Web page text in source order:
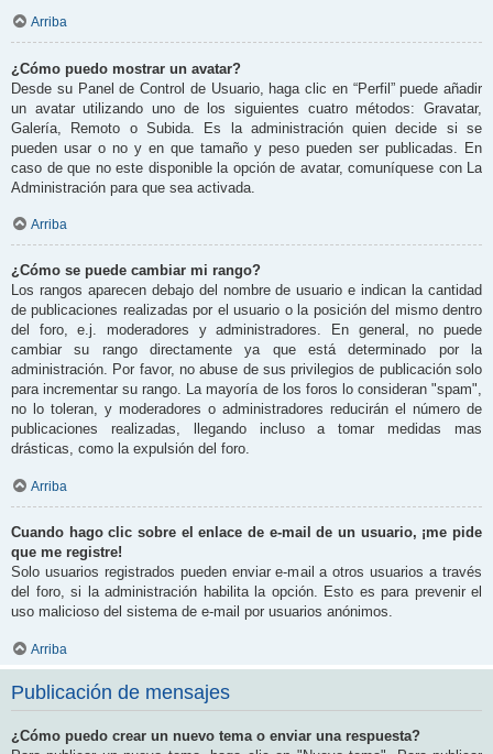
Arriba
¿Cómo puedo mostrar un avatar?
Desde su Panel de Control de Usuario, haga clic en “Perfil” puede añadir
un avatar utilizando uno de los siguientes cuatro métodos: Gravatar,
Galería, Remoto o Subida. Es la administración quien decide si se
pueden usar o no y en que tamaño y peso pueden ser publicadas. En
caso de que no este disponible la opción de avatar, comuníquese con La
Administración para que sea activada.
Arriba
¿Cómo se puede cambiar mi rango?
Los rangos aparecen debajo del nombre de usuario e indican la cantidad
de publicaciones realizadas por el usuario o la posición del mismo dentro
del foro, e.j. moderadores y administradores. En general, no puede
cambiar su rango directamente ya que está determinado por la
administración. Por favor, no abuse de sus privilegios de publicación solo
para incrementar su rango. La mayoría de los foros lo consideran "spam",
no lo toleran, y moderadores o administradores reducirán el número de
publicaciones realizadas, llegando incluso a tomar medidas mas
drásticas, como la expulsión del foro.
Arriba
Cuando hago clic sobre el enlace de e-mail de un usuario, ¡me pide
que me registre!
Solo usuarios registrados pueden enviar e-mail a otros usuarios a través
del foro, si la administración habilita la opción. Esto es para prevenir el
uso malicioso del sistema de e-mail por usuarios anónimos.
Arriba
Publicación de mensajes
¿Cómo puedo crear un nuevo tema o enviar una respuesta?